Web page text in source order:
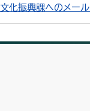
文化振興課へのメー